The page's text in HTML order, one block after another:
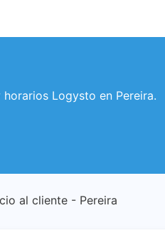
Logysto en Pereira.
al cliente - Pereira